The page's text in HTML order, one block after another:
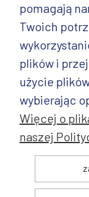
pomagają
Twoich
plików i
użycie
wybierając
Więcej o
naszej